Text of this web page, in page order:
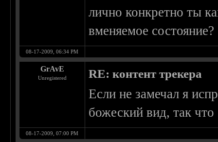
лично конкретно ты
вменяемое состояние?
08-17-2009, 06:34 PM
GrAvE
Unregistered RE: контент трекера
Если не замечал я
божеский вид, так что
08-17-2009, 07:00 PM